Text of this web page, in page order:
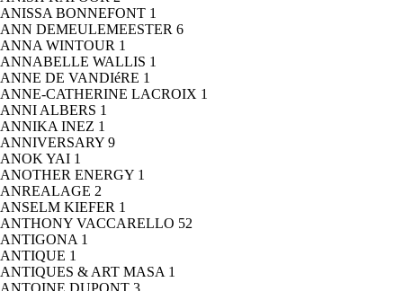
ANISSA BONNEFONT 1
ANN DEMEULEMEESTER 6
ANNA WINTOUR 1
ANNABELLE WALLIS 1
ANNE DE VANDIéRE 1
ANNE-CATHERINE LACROIX 1
ANNI ALBERS 1
ANNIKA INEZ 1
ANNIVERSARY 9
ANOK YAI 1
ANOTHER ENERGY 1
ANREALAGE 2
ANSELM KIEFER 1
ANTHONY VACCARELLO 52
ANTIGONA 1
ANTIQUE 1
ANTIQUES & ART MASA 1
ANTOINE DUPONT 3